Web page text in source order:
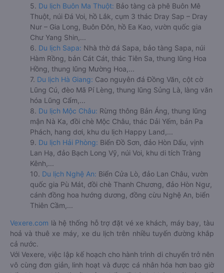
5. Du lịch Buôn Ma Thuột: Bảo tàng cà phê Buôn Mê
Thuột, núi Đá Voi, hồ Lắk, cụm 3 thác Dray Sap – Dray
Nur – Gia Long, Buôn Đôn, hồ Ea Kao, vườn quốc gia
Chư Yang Shin,...
6. Du lịch Sapa: Nhà thờ đá Sapa, bảo tàng Sapa, núi
Hàm Rồng, bản Cát Cát, thác Tiên Sa, thung lũng Hoa
Hồng, thung lũng Mường Hoa,...
7. Du lịch Hà Giang: Cao nguyên đá Đồng Văn, cột cờ
Lũng Cú, đèo Mã Pí Lèng, thung lũng Sủng Là, làng văn
hóa Lũng Cẩm,...
8. Du lịch Mộc Châu: Rừng thông Bản Áng, thung lũng
mận Nà Ka, đồi chè Mộc Châu, thác Dải Yếm, bản Pa
Phách, hang dơi, khu du lịch Happy Land,...
9. Du lịch Hải Phòng: Biển Đồ Sơn, đảo Hòn Dấu, vịnh
Lan Hạ, đảo Bạch Long Vỹ, núi Voi, khu di tích Tràng
Kênh,...
10. Du lịch Nghệ An: Biển Cửa Lò, đảo Lan Châu, vườn
quốc gia Pù Mát, đồi chè Thanh Chương, đảo Hòn Ngư,
cánh đồng hoa hướng dương, đồng cừu Nghệ An, biển
Thiên Cầm,...
Vexere.com là hệ thống hỗ trợ đặt vé xe khách, máy bay, tàu
hoả và thuê xe máy, xe du lịch trên nhiều tuyến đường khắp
cả nước.
Với Vexere, việc lập kế hoạch cho hành trình di chuyển trở nên
vô cùng đơn giản, linh hoạt và được cá nhân hóa hơn bao giờ